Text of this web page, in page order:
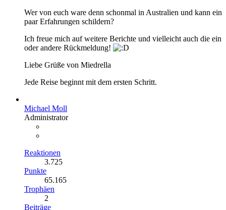
Wer von euch ware denn schonmal in Australien und kann ein
paar Erfahrungen schildern?
Ich freue mich auf weitere Berichte und vielleicht auch die ein
oder andere Rückmeldung!
Liebe Grüße von Miedrella
Jede Reise beginnt mit dem ersten Schritt.
Michael Moll
Administrator
Reaktionen
3.725
Punkte
65.165
Trophäen
2
Beiträge